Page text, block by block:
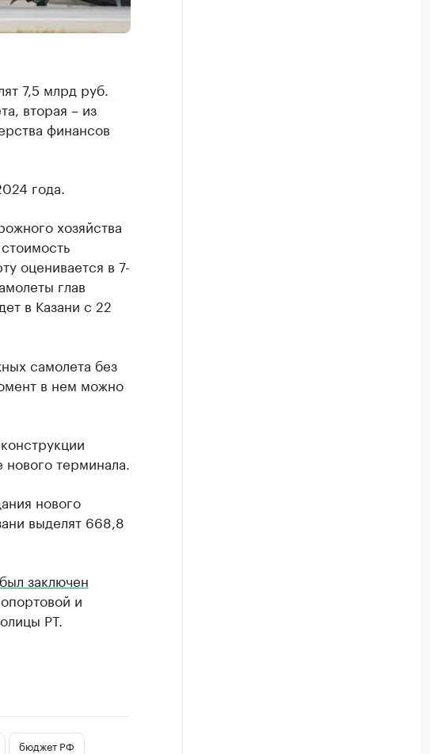
7,5 млрд руб.
вторая – из
финансов
года.
хозяйства
стоимость
оценивается в 7-
глав
в Казани с 22
самолета без
в нем можно
терминала.
нового
выделят 668,8
был заключен
и
РТ.
бюджет РФ